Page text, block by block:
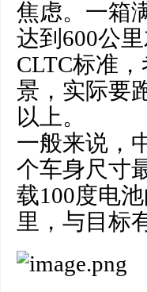
焦虑。一箱
达到600公
CLTC标准
景，实际要
以上。
一般来说，
个车身尺寸
载100度电
里，与目标